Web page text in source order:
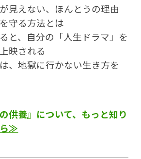
見えない、ほんとうの理由
守る方法とは
と、自分の「人生ドラマ」を
映される
、地獄に行かない生き方を
供養』について、もっと知り
≫